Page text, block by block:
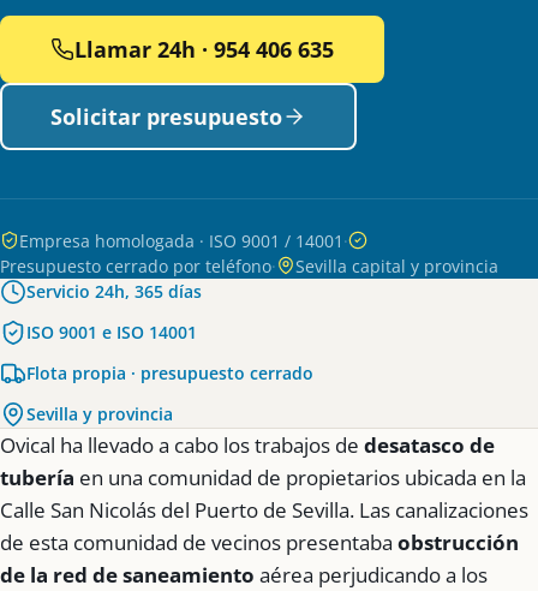
Llamar 24h · 954 406 635
Solicitar presupuesto
Empresa homologada · ISO 9001 / 14001 ·
Presupuesto cerrado por teléfono·
Sevilla capital y provincia
Servicio 24h, 365 días
ISO 9001 e ISO 14001
Flota propia · presupuesto cerrado
Sevilla y provincia
Ovical ha llevado a cabo los trabajos de desatasco de
tubería en una comunidad de propietarios ubicada en la
Calle San Nicolás del Puerto de Sevilla. Las canalizaciones
de esta comunidad de vecinos presentaba obstrucción
de la red de saneamiento aérea perjudicando a los